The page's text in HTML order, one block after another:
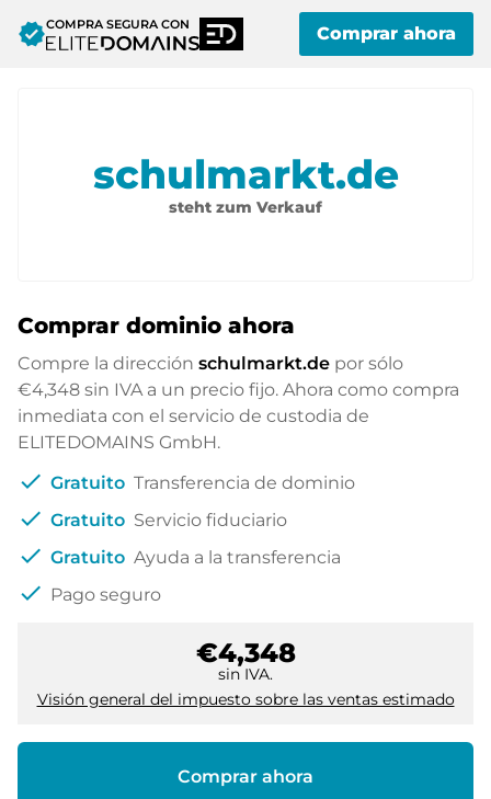
verifiedCOMPRA SEGURA CON Comprar ahora
schulmarkt.de
steht zum Verkauf
Comprar dominio ahora
Compre la dirección schulmarkt.de por sólo
€4,348 sin IVA a un precio fijo. Ahora como compra
inmediata con el servicio de custodia de
ELITEDOMAINS GmbH.
check Gratuito Transferencia de dominio
check Gratuito Servicio fiduciario
check Gratuito Ayuda a la transferencia
check Pago seguro
€4,348
sin IVA.
Visión general del impuesto sobre las ventas estimado
Comprar ahora